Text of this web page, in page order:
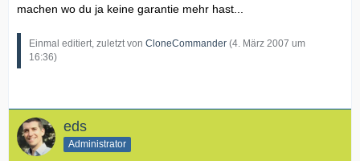
machen wo du ja keine garantie mehr hast...
Einmal editiert, zuletzt von CloneCommander (4. März 2007 um
16:36)
eds
Administrator